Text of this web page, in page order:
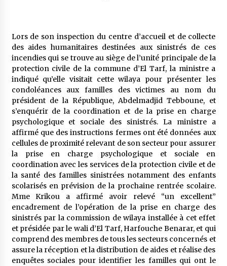
5 ans ago
Lors de son inspection du centre d’accueil et de collecte
des aides humanitaires destinées aux sinistrés de ces
incendies qui se trouve au siège de l’unité principale de la
protection civile de la commune d’El Tarf, la ministre a
indiqué qu’elle visitait cette wilaya pour présenter les
condoléances aux familles des victimes au nom du
président de la République, Abdelmadjid Tebboune, et
s’enquérir de la coordination et de la prise en charge
psychologique et sociale des sinistrés. La ministre a
affirmé que des instructions fermes ont été données aux
cellules de proximité relevant de son secteur pour assurer
la prise en charge psychologique et sociale en
coordination avec les services de la protection civile et de
la santé des familles sinistrées notamment des enfants
scolarisés en prévision de la prochaine rentrée scolaire.
Mme Krikou a affirmé avoir relevé “un excellent”
encadrement de l’opération de la prise en charge des
sinistrés par la commission de wilaya installée à cet effet
et présidée par le wali d’El Tarf, Harfouche Benarar, et qui
comprend des membres de tous les secteurs concernés et
assure la réception et la distribution de aides et réalise des
enquêtes sociales pour identifier les familles qui ont le